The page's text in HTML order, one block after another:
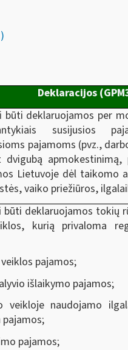
Deklaracijos
būti deklaruojamos per
susijusios
pajamoms (pvz.,
dvigubą
Lietuvoje dėl taikomo
vaiko priežiūros,
būti deklaruojamos tokių
kurią privaloma
pajamos;
išlaikymo pajamos;
veikloje naudojamo
pajamos;
pajamos;